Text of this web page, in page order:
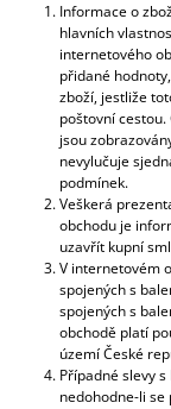
Informace o
hlavních
internetového
přidané
zboží, jestliže
poštovní
jsou
nevylučuje
podmínek.
Veškerá
obchodu je
uzavřít kupní
V internetovém
spojených s
spojených s
obchodě platí
území České
Případné slevy
nedohodne-li